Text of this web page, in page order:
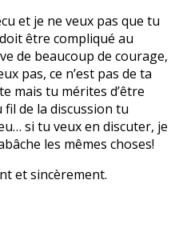
et je ne veux pas que tu
être compliqué au
de beaucoup de courage,
pas, ce n’est pas de ta
mais tu mérites d’être
fil de la discussion tu
si tu veux en discuter, je
les mêmes choses!
et sincèrement.